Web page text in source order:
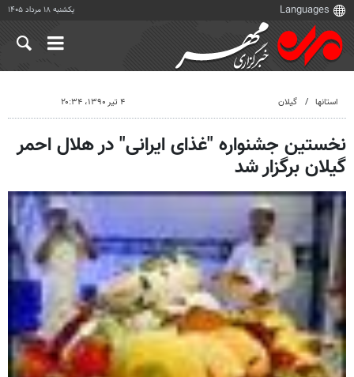
یکشنبه ۱۸ مرداد ۱۴۰۵
استانها گیلان ۴ تیر ۱۳۹۰، ۲۰:۳۴
نخستین جشنواره "غذای ایرانی" در هلال احمر
گیلان برگزار شد